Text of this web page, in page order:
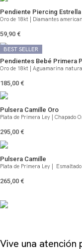
Pendiente Piercing Estrella
Oro de 18kt | Diamantes
59,90 €
BEST SELLER
BEST SELLER
Pendientes Bebé Primera
Oro de 18kt | Aguamarina
185,00 €
Pulsera Camille Oro
Plata de Primera Ley | Chapado
295,00 €
Pulsera Camille
Plata de Primera Ley | Esmaltado
265,00 €
Vive una atención